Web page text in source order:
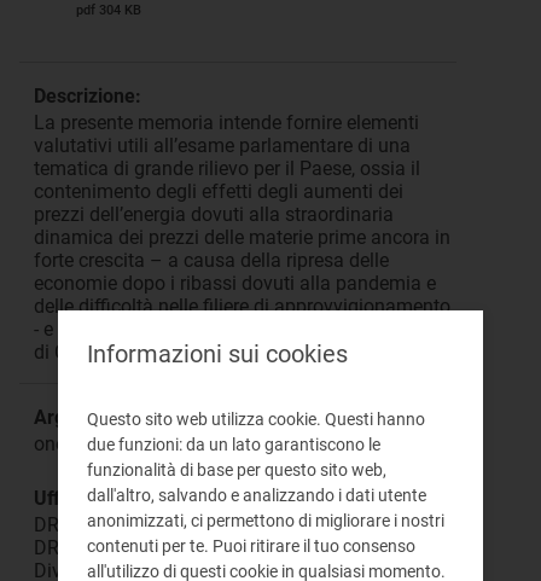
pdf 304 KB
Descrizione:
La presente memoria intende fornire elementi
valutativi utili all’esame parlamentare di una
tematica di grande rilievo per il Paese, ossia il
contenimento degli effetti degli aumenti dei
prezzi dell’energia dovuti alla straordinaria
dinamica dei prezzi delle materie prime ancora in
forte crescita – a causa della ripresa delle
economie dopo i ribassi dovuti alla pandemia e
delle difficoltà nelle filiere di approvvigionamento
- e alle alte quotazioni dei permessi di emissione
di CO2.
Argomento:
oneri generali sistema elettrico e gas
Ufficio responsabile:
DREI Direzione Relazioni Esterne ed Istituzionali
DREI Direzione Relazioni Esterne e Istituzionali,
Divulgazione e Documentazione
Informazioni sui cookies
Questo sito web utilizza cookie. Questi hanno
due funzioni: da un lato garantiscono le
funzionalità di base per questo sito web,
dall'altro, salvando e analizzando i dati utente
anonimizzati, ci permettono di migliorare i nostri
contenuti per te. Puoi ritirare il tuo consenso
all'utilizzo di questi cookie in qualsiasi momento.